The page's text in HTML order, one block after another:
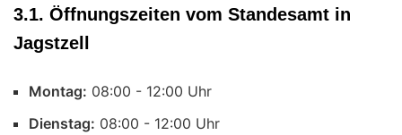
3.1. Öffnungszeiten vom Standesamt in
Jagstzell
Montag:
Uhr
Dienstag:
Uhr